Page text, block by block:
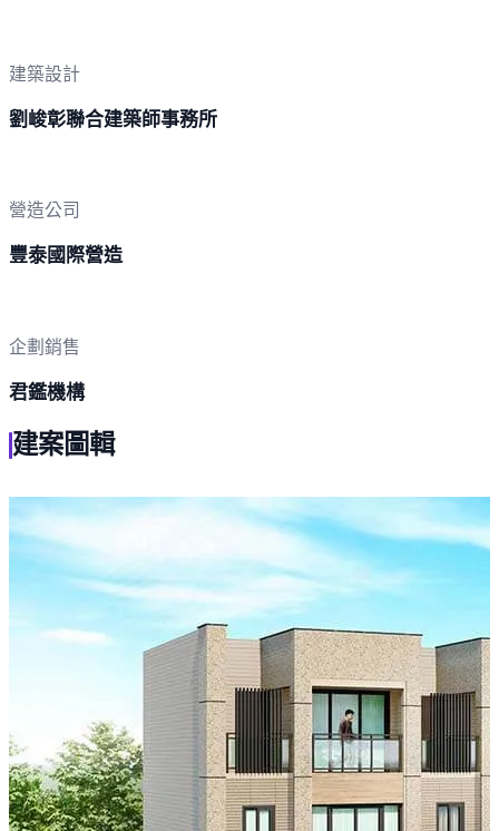
建築設計
劉峻彰聯合建築師事務所
營造公司
豐泰國際營造
企劃銷售
君鑑機構
建案圖輯